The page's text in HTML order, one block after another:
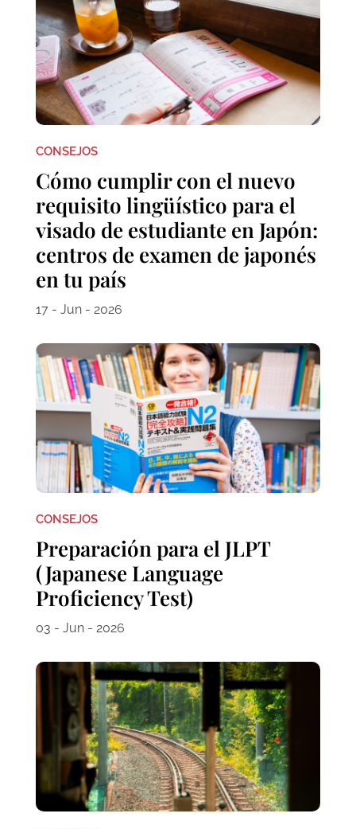
CONSEJOS
Cómo cumplir con el nuevo
requisito lingüístico para el
visado de estudiante en Japón:
centros de examen de japonés
en tu país
17 - Jun - 2026
CONSEJOS
Preparación para el JLPT
(Japanese Language
Proficiency Test)
03 - Jun - 2026